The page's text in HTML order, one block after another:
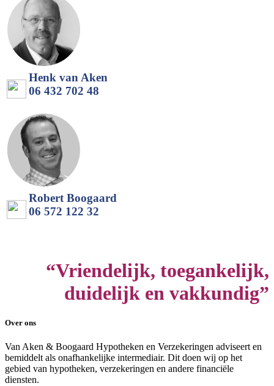
Henk van Aken
06 432 702 48
Robert Boogaard
06 572 122 32
“Vriendelijk, toegankelijk,
duidelijk en vakkundig”
Over ons
Van Aken & Boogaard Hypotheken en Verzekeringen adviseert en
bemiddelt als onafhankelijke intermediair. Dit doen wij op het
gebied van hypotheken, verzekeringen en andere financiële
diensten.